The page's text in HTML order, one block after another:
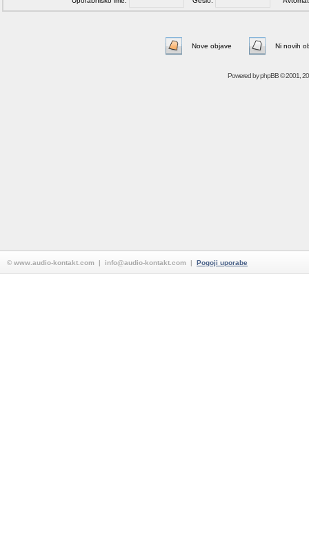
Nove objave Ni novih
Powered byphpBB© 2001,
© www.audio-kontakt.com | info@audio-kontakt.com | Pogoji uporabe